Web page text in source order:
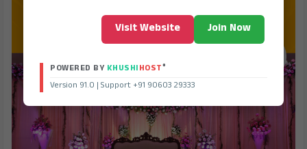
Visit Website Join Now
POWERED BY KHUSHIHOST®
Version 91.0 | Support +91 90603 29333